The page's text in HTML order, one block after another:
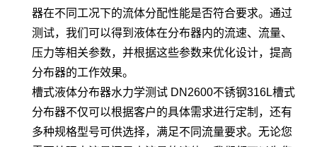
器在不同工况下的流体分配性能是否符合要求。通过
测试，我们可以得到液体在分布器内的流速、流量、
压力等相关参数，并根据这些参数来优化设计，提高
分布器的工作效果。
槽式液体分布器水力学测试 DN2600不锈钢316L槽式
分布器不仅可以根据客户的具体需求进行定制，还有
多种规格型号可供选择，满足不同流量要求。无论您